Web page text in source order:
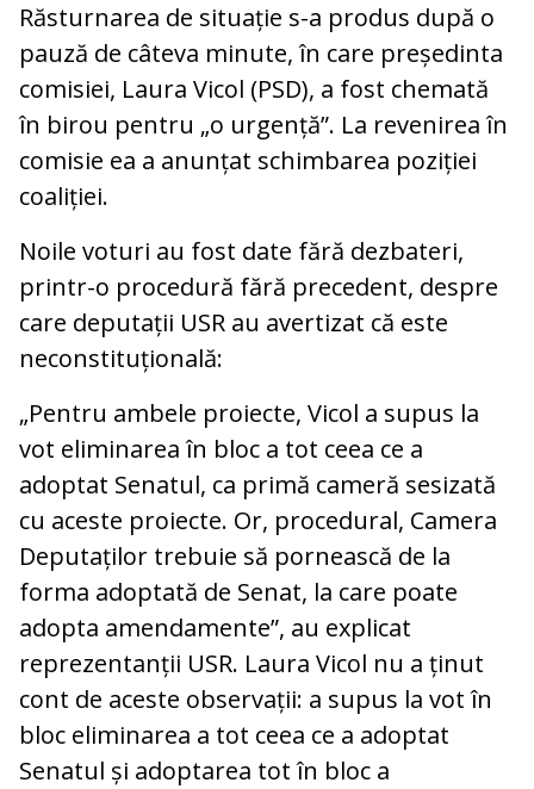
Răsturnarea de situație s-a produs după o
pauză de câteva minute, în care președinta
comisiei, Laura Vicol (PSD), a fost chemată
în birou pentru „o urgență”. La revenirea în
comisie ea a anunțat schimbarea poziției
coaliției.
Noile voturi au fost date fără dezbateri,
printr-o procedură fără precedent, despre
care deputații USR au avertizat că este
neconstituțională:
„Pentru ambele proiecte, Vicol a supus la
vot eliminarea în bloc a tot ceea ce a
adoptat Senatul, ca primă cameră sesizată
cu aceste proiecte. Or, procedural, Camera
Deputaților trebuie să pornească de la
forma adoptată de Senat, la care poate
adopta amendamente”, au explicat
reprezentanții USR. Laura Vicol nu a ținut
cont de aceste observații: a supus la vot în
bloc eliminarea a tot ceea ce a adoptat
Senatul și adoptarea tot în bloc a